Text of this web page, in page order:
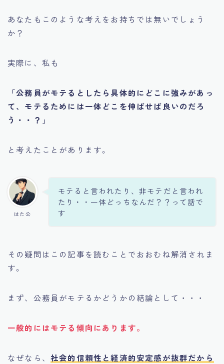
あなたもこのような考えをお持ちでは無いでしょう
か？
実際に、私も
「公務員がモテるとしたら具体的にどこに強みがあっ
て、モテるためには一体どこを伸ばせば良いのだろ
う・・？」
と考えたことがあります。
はた公
モテると言われたり、非モテだと言われ
たり・・一体どっちなんだ？？って話で
す
その疑問はこの記事を読むことでおおむね解消されま
す。
まず、公務員がモテるかどうかの結論として・・・
一般的にはモテる傾向にあります。
なぜなら、 社会的信頼性と経済的安定感が抜群だから